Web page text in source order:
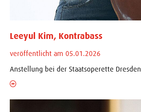
Leeyul Kim, Kontrabass
veröffentlicht am 05.01.2026
Anstellung bei der Staatsoperette Dresden